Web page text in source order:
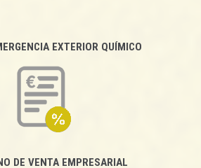
EXTERIOR QUÍMICO
DE VENTA EMPRESARIAL